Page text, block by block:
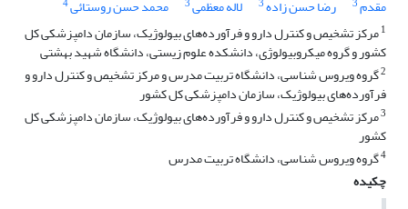
مقدم3 رضا حسن زاده3 لاله معظمی3 محمد حسن روستائی4
1مرکز تشخیص و کنترل دارو و فرآورده‌های بیولوژیک، سازمان دامپزشکی کل
کشور و گروه میکروبیولوژی، دانشکده علوم زیستی، دانشگاه شهید بهشتی
2گروه ویروس شناسی، دانشگاه تربیت مدرس و مرکز تشخیص و کنترل دارو و
فرآورده‌های بیولوژیک، سازمان دامپزشکی کل کشور
3مرکز تشخیص و کنترل دارو و فرآورده‌های بیولوژیک، سازمان دامپزشکی کل
کشور
4گروه ویروس شناسی، دانشگاه تربیت مدرس
چکیده